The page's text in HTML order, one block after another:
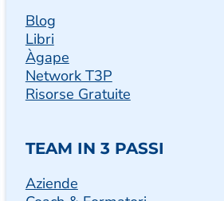
Blog
Libri
Àgape
Network T3P
Risorse Gratuite
TEAM IN 3 PASSI
Aziende